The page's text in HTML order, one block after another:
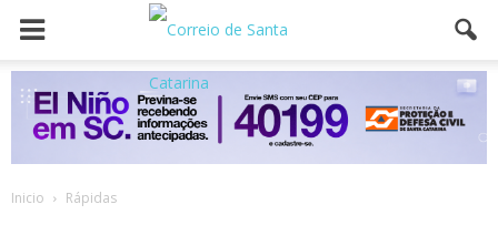
Inicio Rápidas